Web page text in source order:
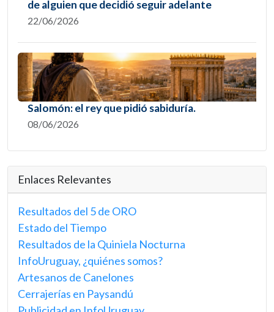
de alguien que decidió seguir adelante
22/06/2026
Salomón: el rey que pidió sabiduría.
08/06/2026
Enlaces Relevantes
Resultados del 5 de ORO
Estado del Tiempo
Resultados de la Quiniela Nocturna
InfoUruguay, ¿quiénes somos?
Artesanos de Canelones
Cerrajerías en Paysandú